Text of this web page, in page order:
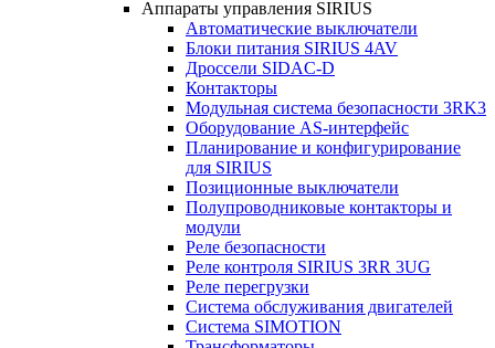
Аппараты управления SIRIUS
Автоматические выключатели
Блоки питания SIRIUS 4AV
Дроссели SIDAC-D
Контакторы
Модульная система безопасности 3RK3
Оборудование AS-интерфейс
Планирование и конфигурирование
для SIRIUS
Позиционные выключатели
Полупроводниковые контакторы и
модули
Реле безопасности
Реле контроля SIRIUS 3RR 3UG
Реле перегрузки
Сиcтема обслуживания двигателей
Система SIMOTION